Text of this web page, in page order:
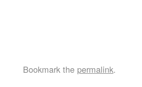
Bookmark the permalink.